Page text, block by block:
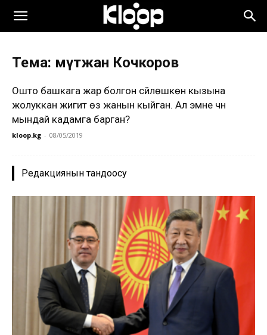
Тема: Үмүтжан Кочкоров
Ошто башкага жар болгон сүйлөшкөн кызына
жолуккан жигит өз жанын кыйган. Ал эмне үчүн
мындай кадамга барган?
kloop.kg - 08/05/2019
Редакциянын тандоосу